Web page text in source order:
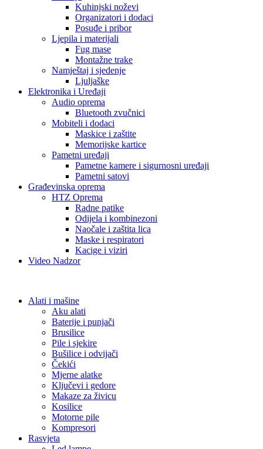
Kuhinjski noževi
Organizatori i dodaci
Posuđe i pribor
Ljepila i materijali
Fug mase
Montažne trake
Namještaj i sjedenje
Ljuljaške
Elektronika i Uređaji
Audio oprema
Bluetooth zvučnici
Mobiteli i dodaci
Maskice i zaštite
Memorijske kartice
Pametni uređaji
Pametne kamere i sigurnosni uređaji
Pametni satovi
Građevinska oprema
HTZ Oprema
Radne patike
Odijela i kombinezoni
Naočale i zaštita lica
Maske i respiratori
Kacige i viziri
Video Nadzor
Alati i mašine
Aku alati
Baterije i punjači
Brusilice
Pile i sjekire
Bušilice i odvijači
Čekići
Mjerne alatke
Ključevi i gedore
Makaze za živicu
Kosilice
Motorne pile
Kompresori
Rasvjeta